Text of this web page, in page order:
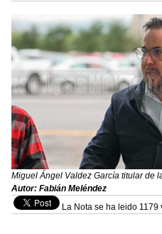
Miguel Ángel Valdez García titular de
Autor: Fabián Meléndez
La Nota se ha leido 1179